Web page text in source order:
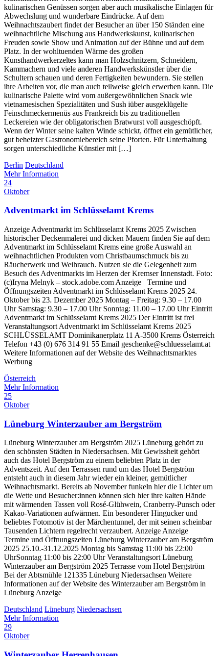
kulinarischen Genüssen sorgen aber auch musikalische Einlagen für
Abwechslung und wunderbare Eindrücke. Auf dem
Weihnachtszaubert findet der Besucher an über 150 Ständen eine
weihnachtliche Mischung aus Handwerkskunst, kulinarischen
Freuden sowie Show und Animation auf der Bühne und auf dem
Platz. In der wohltuenden Wärme des großen
Kunsthandwerkerzeltes kann man Holzschnitzern, Schneidern,
Kammachern und viele anderen Handwerkskünstler über die
Schultern schauen und deren Fertigkeiten bewundern. Sie stellen
ihre Arbeiten vor, die man auch teilweise gleich erwerben kann. Die
kulinarische Palette wird vom außergewöhnlichen Snack wie
vietnamesischen Spezialitäten und Sush iüber ausgeklügelte
Feinschmeckermenüs aus Frankreich bis zu traditionellen
Leckereien wie der obligatorischen Bratwurst voll ausgeschöpft.
Wenn der Winter seine kalten Winde schickt, öffnet ein gemütlicher,
gut beheizter Gastronomiebereich seine Pforten. Für Unterhaltung
sorgen unterschiedliche Künstler mit […]
Berlin Deutschland
Mehr Information
24
Oktober
Adventmarkt im Schlüsselamt Krems
Anzeige Adventmarkt im Schlüsselamt Krems 2025 Zwischen
historischer Deckenmalerei und dicken Mauern finden Sie auf dem
Adventmarkt im Schlüsselamt Krems eine große Auswahl an
weihnachtlichen Produkten vom Christbaumschmuck bis zu
Räucherwerk und Weihrauch. Nutzen sie die Gelegenheit zum
Besuch des Adventmarkts im Herzen der Kremser Innenstadt. Foto:
(c)Iryna Melnyk – stock.adobe.com Anzeige Termine und
Öffnungszeiten Adventmarkt im Schlüsselamt Krems 2025 24.
Oktober bis 23. Dezember 2025 Montag – Freitag: 9.30 – 17.00
Uhr Samstag: 9.30 – 17.00 Uhr Sonntag: 11.00 – 17.00 Uhr Eintritt
Adventmarkt im Schlüsselamt Krems 2025 Der Eintritt ist frei
Veranstaltungsort Adventmarkt im Schlüsselamt Krems 2025
SCHLÜSSELAMT Dominikanerplatz 11 A-3500 Krems Österreich
Telefon +43 (0) 676 314 91 55 Email geschenke@schluesselamt.at
Weitere Informationen auf der Website des Weihnachtsmarktes
Werbung
Österreich
Mehr Information
25
Oktober
Lüneburg Winterzauber am Bergström
Lüneburg Winterzauber am Bergström 2025 Lüneburg gehört zu
den schönsten Städten in Niedersachsen. Mit Gewissheit gehört
auch das Hotel Bergström zu einem beliebten Platz in der
Adventszeit. Auf den Terrassen rund um das Hotel Bergström
entsteht auch in diesem Jahr wieder ein kleiner, gemütlicher
Weihnachtsmarkt. Bereits ab November funkeln hier die Lichter um
die Wette und Besucher:innen können sich hier ihre kalten Hände
mit wärmenden Tassen voll Rosé-Glühwein, Cranberry-Punsch oder
Kakao-Variationen aufwärmen. Ein besonderer Hingucker und
beliebtes Fotomotiv ist der Märchentunnel, der mit seinen scheinbar
Tausenden Lichtern regelrecht verzaubert. Anzeige Anzeige
Termine und Öffnungszeiten Lüneburg Winterzauber am Bergström
2025 25.10.-31.12.2025 Montag bis Samstag 11:00 bis 22:00
UhrSonntag 11:00 bis 22:00 Uhr Veranstaltungsort Lüneburg
Winterzauber am Bergström 2025 Terrasse vom Hotel Bergström
Bei der Abtsmühle 121335 Lüneburg Niedersachsen Weitere
Informationen auf der Website des Winterzauber am Bergström in
Lüneburg Anzeige
Deutschland Lüneburg Niedersachsen
Mehr Information
29
Oktober